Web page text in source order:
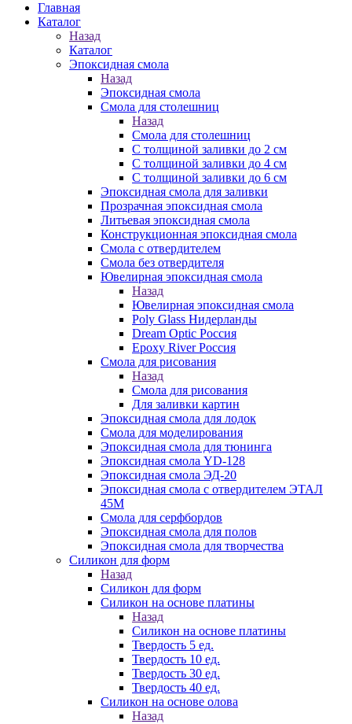
Главная
Каталог
Назад
Каталог
Эпоксидная смола
Назад
Эпоксидная смола
Смола для столешниц
Назад
Смола для столешниц
С толщиной заливки до 2 см
С толщиной заливки до 4 см
С толщиной заливки до 6 см
Эпоксидная смола для заливки
Прозрачная эпоксидная смола
Литьевая эпоксидная смола
Конструкционная эпоксидная смола
Смола с отвердителем
Смола без отвердителя
Ювелирная эпоксидная смола
Назад
Ювелирная эпоксидная смола
Poly Glass Нидерланды
Dream Optic Россия
Epoxy River Россия
Смола для рисования
Назад
Смола для рисования
Для заливки картин
Эпоксидная смола для лодок
Смола для моделирования
Эпоксидная смола для тюнинга
Эпоксидная смола YD-128
Эпоксидная смола ЭД-20
Эпоксидная смола с отвердителем ЭТАЛ
45М
Смола для серфбордов
Эпоксидная смола для полов
Эпоксидная смола для творчества
Силикон для форм
Назад
Силикон для форм
Силикон на основе платины
Назад
Силикон на основе платины
Твердость 5 ед.
Твердость 10 ед.
Твердость 30 ед.
Твердость 40 ед.
Силикон на основе олова
Назад